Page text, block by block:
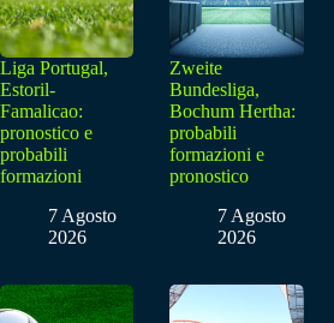
Liga Portugal,
Estoril-
Famalicao:
pronostico e
probabili
formazioni
7 Agosto
2026
Zweite
Bundesliga,
Bochum Hertha:
probabili
formazioni e
pronostico
7 Agosto
2026